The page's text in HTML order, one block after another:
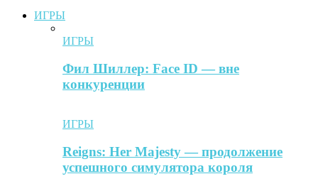
ИГРЫ
ИГРЫ
Фил Шиллер: Face ID — вне
конкуренции
ИГРЫ
Reigns: Her Majesty — продолжение
успешного симулятора короля